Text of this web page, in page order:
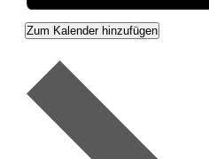
Zum Kalender hinzufügen